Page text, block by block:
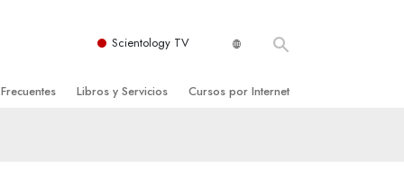
Scientology TV
Libros y Servicios Cursos por Internet